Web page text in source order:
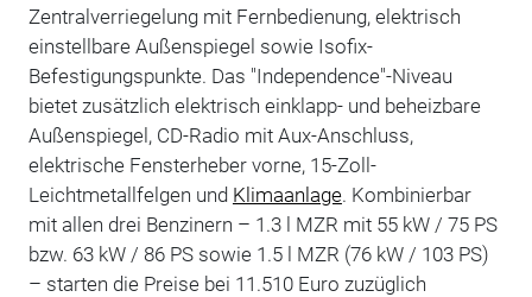
Zentralverriegelung mit Fernbedienung, elektrisch
einstellbare Außenspiegel sowie Isofix-
Befestigungspunkte. Das "Independence"-Niveau
bietet zusätzlich elektrisch einklapp- und beheizbare
Außenspiegel, CD-Radio mit Aux-Anschluss,
elektrische Fensterheber vorne, 15-Zoll-
Leichtmetallfelgen und Klimaanlage. Kombinierbar
mit allen drei Benzinern – 1.3 l MZR mit 55 kW / 75 PS
bzw. 63 kW / 86 PS sowie 1.5 l MZR (76 kW / 103 PS)
– starten die Preise bei 11.510 Euro zuzüglich